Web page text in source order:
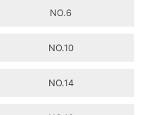
NO.6
NO.10
NO.14